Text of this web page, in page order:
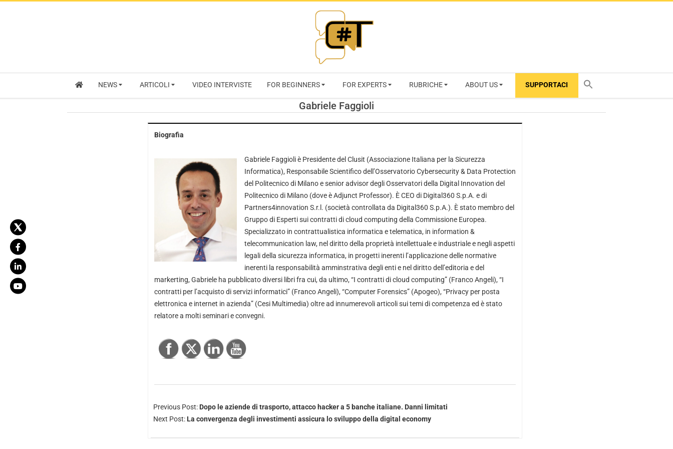
RIVISTA
CYBERSECURITY
NEWS ARTICOLI VIDEO INTERVISTE FOR BEGINNERS FOR EXPERTS RUBRICHE ABOUT US SUPPORTACI
Gabriele Faggioli
Biografia
Gabriele Faggioli è Presidente del Clusit (Associazione Italiana per la Sicurezza
Informatica), Responsabile Scientifico dell’Osservatorio Cybersecurity & Data Protection
del Politecnico di Milano e senior advisor degli Osservatori della Digital Innovation del
Politecnico di Milano (dove è Adjunct Professor). È CEO di Digital360 S.p.A. e di
Partners4innovation S.r.l. (società controllata da Digital360 S.p.A.). È stato membro del
Gruppo di Esperti sui contratti di cloud computing della Commissione Europea.
Specializzato in contrattualistica informatica e telematica, in information &
telecommunication law, nel diritto della proprietà intellettuale e industriale e negli aspetti
legali della sicurezza informatica, in progetti inerenti l’applicazione delle normative
inerenti la responsabilità amminstrativa degli enti e nel diritto dell’editoria e del
markerting, Gabriele ha pubblicato diversi libri fra cui, da ultimo, “I contratti di cloud computing” (Franco Angeli), “I
contratti per l’acquisto di servizi informatici” (Franco Angeli), “Computer Forensics” (Apogeo), “Privacy per posta
elettronica e internet in azienda” (Cesi Multimedia) oltre ad innumerevoli articoli sui temi di competenza ed è stato
relatore a molti seminari e convegni.
Previous Post: Dopo le aziende di trasporto, attacco hacker a 5 banche italiane. Danni limitati
Next Post: La convergenza degli investimenti assicura lo sviluppo della digital economy